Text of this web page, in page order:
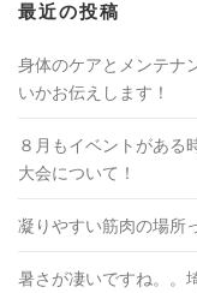
最近の投稿
身体のケアとメンテナ
いかお伝えします！
８月もイベントがある
大会について！
凝りやすい筋肉の場所
暑さが凄いですね。。